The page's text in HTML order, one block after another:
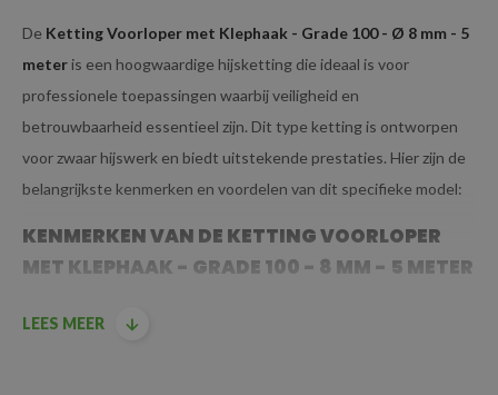
De Ketting Voorloper met Klephaak - Grade 100 - Ø 8 mm - 5
meteris een hoogwaardige hijsketting die ideaal is voor
professionele toepassingen waarbij veiligheid en
betrouwbaarheid essentieel zijn. Dit type ketting is ontworpen
voor zwaar hijswerk en biedt uitstekende prestaties. Hier zijn de
belangrijkste kenmerken en voordelen van dit specifieke model:
KENMERKEN VAN DE KETTING VOORLOPER
MET KLEPHAAK - GRADE 100 - 8 MM - 5 METER
GRADE 100 KWALITEIT:
LEES MEER